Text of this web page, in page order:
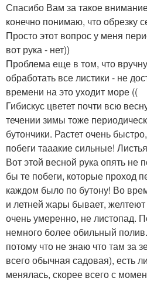
Спасибо Вам за такое
конечно понимаю, что обрезку
Просто этот вопрос у меня
вот рука - нет))
Проблема еще в том, что
обработать все листики - не
времени на это уходит море ((
Гибискус цветет почти всю
течении зимы тоже
бутончики. Растет очень
побеги тааакие сильные!
Вот этой весной рука опять не
бы те побеги, которые проход
каждом было по бутону! Во
и летней жары бывает,
очень умеренно, не листопад.
немного более обильный
потому что не знаю что там за
всего обычная садовая), есть
менялась, скорее всего с